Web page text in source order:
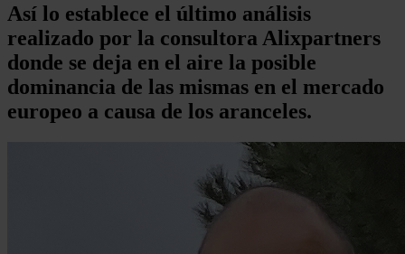
Así lo establece el último análisis
realizado por la consultora Alixpartners
donde se deja en el aire la posible
dominancia de las mismas en el mercado
europeo a causa de los aranceles.